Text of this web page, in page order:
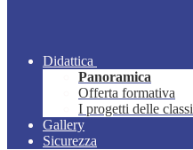
Didattica
Panoramica
Offerta formativa
I progetti delle classi
Gallery
Sicurezza